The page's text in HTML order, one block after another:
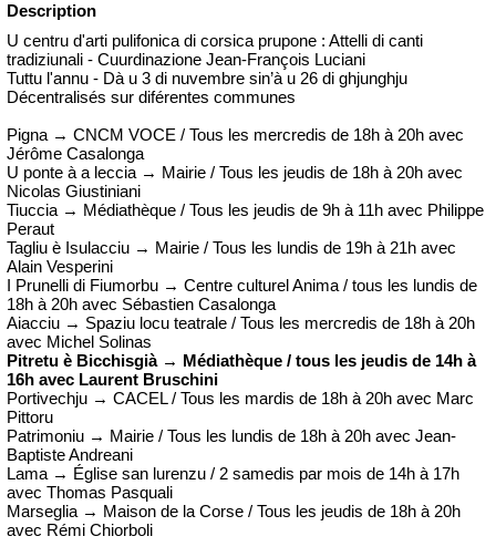
Description
U centru d'arti pulifonica di corsica prupone : Attelli di canti
tradiziunali - Cuurdinazione Jean-François Luciani
Tuttu l'annu - Dà u 3 di nuvembre sin’à u 26 di ghjunghju
Décentralisés sur diférentes communes
Pigna → CNCM VOCE / Tous les mercredis de 18h à 20h avec
Jérôme Casalonga
U ponte à a leccia → Mairie / Tous les jeudis de 18h à 20h avec
Nicolas Giustiniani
Tiuccia → Médiathèque / Tous les jeudis de 9h à 11h avec Philippe
Peraut
Tagliu è Isulacciu → Mairie / Tous les lundis de 19h à 21h avec
Alain Vesperini
I Prunelli di Fiumorbu → Centre culturel Anima / tous les lundis de
18h à 20h avec Sébastien Casalonga
Aiacciu → Spaziu locu teatrale / Tous les mercredis de 18h à 20h
avec Michel Solinas
Pitretu è Bicchisgià → Médiathèque / tous les jeudis de 14h à
16h avec Laurent Bruschini
Portivechju → CACEL / Tous les mardis de 18h à 20h avec Marc
Pittoru
Patrimoniu → Mairie / Tous les lundis de 18h à 20h avec Jean-
Baptiste Andreani
Lama → Église san lurenzu / 2 samedis par mois de 14h à 17h
avec Thomas Pasquali
Marseglia → Maison de la Corse / Tous les jeudis de 18h à 20h
avec Rémi Chiorboli